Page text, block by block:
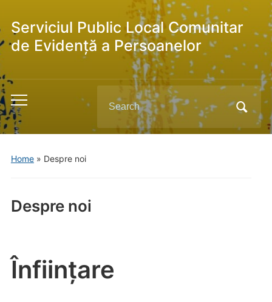
Serviciul Public Local Comunitar
de Evidență a Persoanelor
Toggle
mobile
menu
Search
for:
Home» Despre noi
Despre noi
Înființare